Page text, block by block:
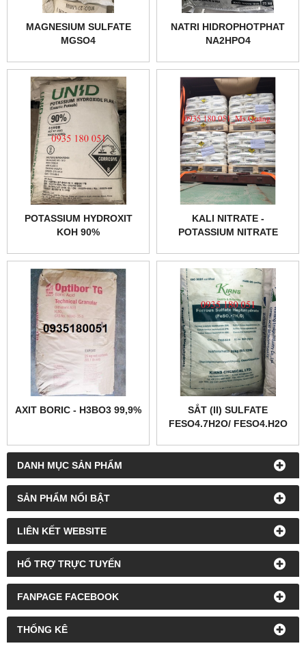
DANH MỤC SẢN PHẨM
SẢN PHẨM NỔI BẬT
LIÊN KẾT WEBSITE
HỔ TRỢ TRỰC TUYẾN
FANPAGE FACEBOOK
THỐNG KÊ
MAGNESIUM SULFATE
MGSO4
NATRI HIDROPHOTPHAT
NA2HPO4
POTASSIUM HYDROXIT
KOH 90%
KALI NITRATE -
POTASSIUM NITRATE
AXIT BORIC - H3BO3 99,9%
SẮT (II) SULFATE
FESO4.7H2O/ FESO4.H2O